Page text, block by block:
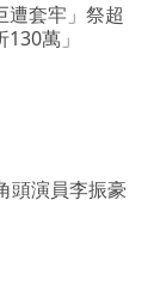
遭套牢」祭超
萬」
演員李振豪